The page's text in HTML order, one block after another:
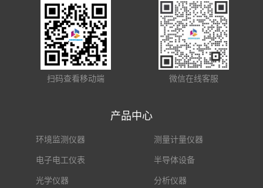
扫码查看移动端 微信在线客服
产品中心
环境监测仪器 测量计量仪器
电子电工仪表 半导体设备
光学仪器 分析仪器